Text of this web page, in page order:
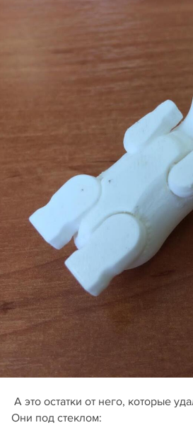
А это остатки от него, которые
Они под стеклом: